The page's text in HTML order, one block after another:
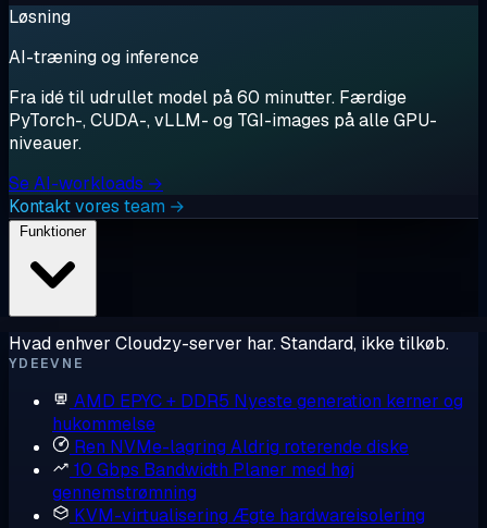
Løsning
AI-træning og inference
Fra idé til udrullet model på 60 minutter. Færdige
PyTorch-, CUDA-, vLLM- og TGI-images på alle GPU-
niveauer.
Se AI-workloads →
Kontakt vores team →
Funktioner
Hvad enhver Cloudzy-server har. Standard, ikke tilkøb.
YDEEVNE
AMD EPYC + DDR5 Nyeste generation kerner og
hukommelse
Ren NVMe-lagring Aldrig roterende diske
10 Gbps Bandwidth Planer med høj
gennemstrømning
KVM-virtualisering Ægte hardwareisolering